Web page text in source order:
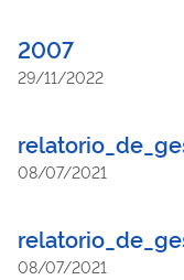
2007
29/11/2022
08/07/2021
08/07/2021